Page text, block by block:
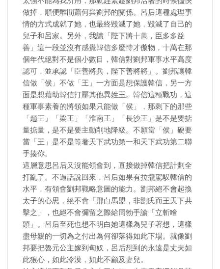
做掉，順便離間蕭何與劉邦的關係。呂后這種處理事
情的方式成就了她，也最終毀滅了她，毀滅了自己的
兒子和呂家。另外，我讀「陛下將十萬，臣多多益
善」這一段並沒有感覺韓信多麼恃才傲物，十萬在那
個年代絕對不是個小數目，韓信對劉邦軍事水平高度
認可，並承認「臣善將兵，陛下善將將」。劉邦讓韓
信做「侯」不做「王」一方面是想保護韓信，另一方
面是想藉助韓信打壓其他異姓王。韓信這種戰功，這
種軍事素養的將領如果只能做「侯」，那剩下的那些
「趙王」「梁王」「淮南王」「長沙王」是不是要掂
量掂量，是不是要主動削地降級。不願當「侯」硬要
當「王」是不是等著天下武功第一和天下武功第二聯
手揍你。
這層意思呂后又沒能領會到，直接做掉韓信把計劃全
打亂了。不過話說回來，呂后如果有拉攏駕馭韓信的
水平，有領會劉邦戰略意圖的能力。劉邦絕不會起換
太子的心思，絕不會「邢白馬盟，非劉氏而王天下共
擊之」，也絕不會彌留之際給周勃手諭「立斬噲
頭」。呂后至死也想不明白她這樣為兒子著想，這樣
盡母親的一切為之付出為何卻落得如此下場。就像劉
邦要把魯元公主嫁到匈奴，呂后想到的永遠是丈夫如
此狠心，如此冷漠，如此不顧及妻兒。